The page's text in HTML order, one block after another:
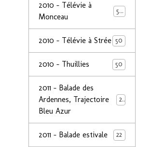
2010 - Télévie à
Monceau
50
2010 - Télévie à Strée 50
2010 - Thuillies 50
2011 - Balade des
Ardennes, Trajectoire
Bleu Azur
24
2011 - Balade estivale 22